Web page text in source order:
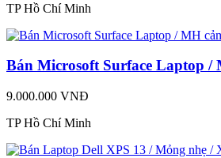
TP Hồ Chí Minh
Bán Microsoft Surface Laptop /
9.000.000 VNĐ
TP Hồ Chí Minh